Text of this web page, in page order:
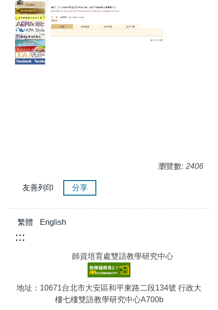
瀏覽數: 2406
友善列印 分享
繁體 English
:::
師資培育處雙語教學研究中心
地址：10671台北市大安區和平東路二段134號 行政大
樓七樓雙語教學研究中心A700b